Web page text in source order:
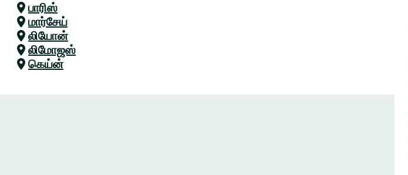
பாரிஸ்
மார்சேய்
லியோன்
லிமோஜஸ்
கெய்ன்